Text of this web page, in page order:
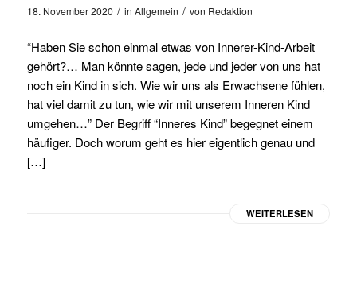
18. November 2020 / in Allgemein / von Redaktion
“Haben Sie schon einmal etwas von Innerer-Kind-Arbeit
gehört?… Man könnte sagen, jede und jeder von uns hat
noch ein Kind in sich. Wie wir uns als Erwachsene fühlen,
hat viel damit zu tun, wie wir mit unserem Inneren Kind
umgehen…” Der Begriff “Inneres Kind” begegnet einem
häufiger. Doch worum geht es hier eigentlich genau und
[…]
WEITERLESEN